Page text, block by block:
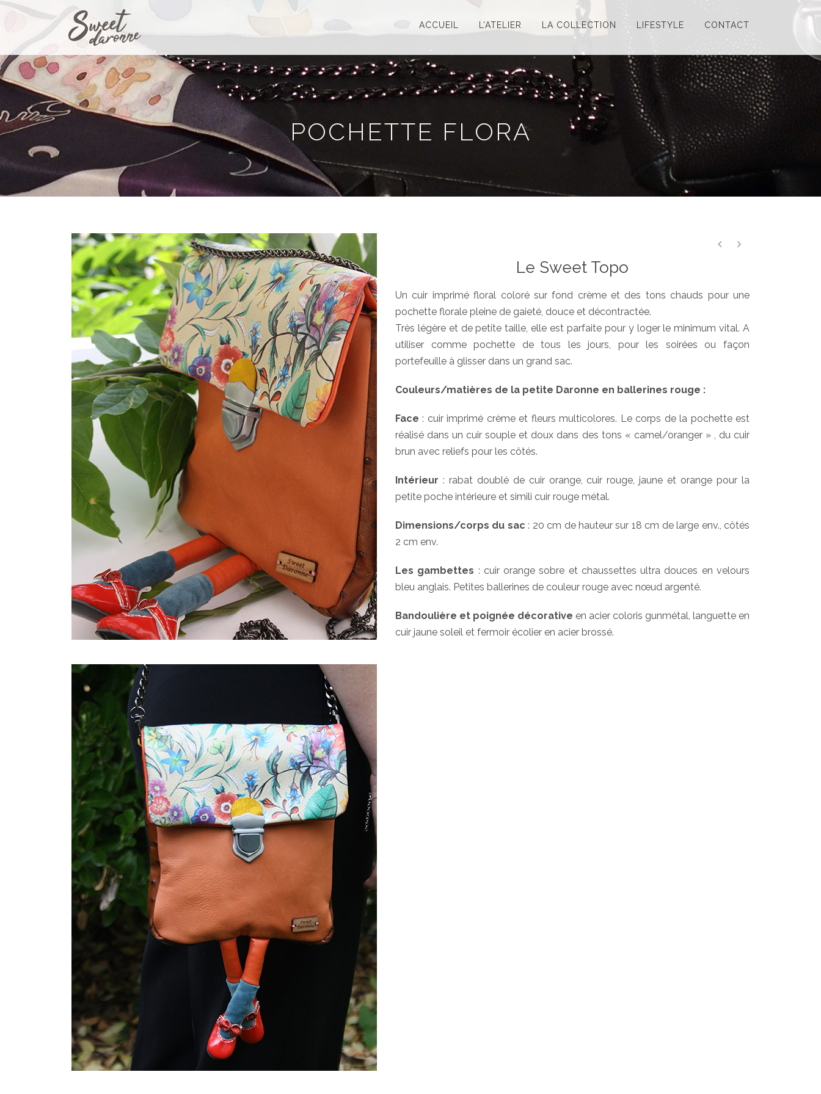
ACCUEIL L’ATELIER LA COLLECTION LIFESTYLE CONTACT
POCHETTE FLORA
Le Sweet Topo
Un cuir imprimé floral coloré sur fond crème et des tons chauds pour une
pochette florale pleine de gaieté, douce et décontractée.
Très légère et de petite taille, elle est parfaite pour y loger le minimum vital. A
utiliser comme pochette de tous les jours, pour les soirées ou façon
portefeuille à glisser dans un grand sac.
Couleurs/matières de la petite Daronne en ballerines rouge :
Face : cuir imprimé crème et fleurs multicolores. Le corps de la pochette est
réalisé dans un cuir souple et doux dans des tons « camel/oranger » , du cuir
brun avec reliefs pour les côtés.
Intérieur : rabat doublé de cuir orange, cuir rouge, jaune et orange pour la
petite poche intérieure et simili cuir rouge métal.
Dimensions/corps du sac: 20 cm de hauteur sur 18 cm de large env., côtés
2 cm env.
Les gambettes : cuir orange sobre et chaussettes ultra douces en velours
bleu anglais. Petites ballerines de couleur rouge avec nœud argenté.
Bandoulière et poignée décorative en acier coloris gunmétal, languette en
cuir jaune soleil et fermoir écolier en acier brossé.